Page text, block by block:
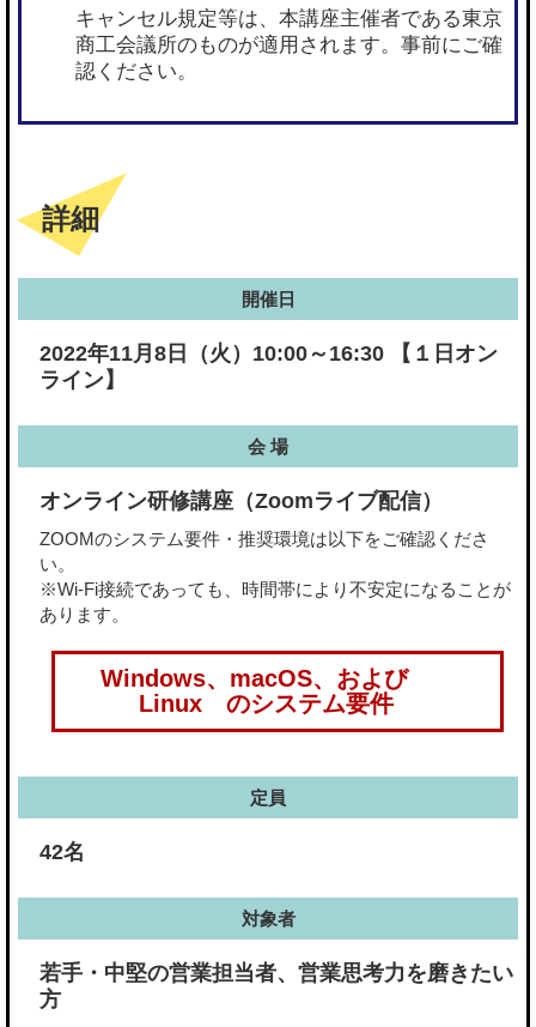
キャンセル規定等は、本講座主催者である東京
商工会議所のものが適用されます。事前にご確
認ください。
詳細
開催日
2022年11月8日（火）10:00～16:30 【１日オン
ライン】
会 場
オンライン研修講座（Zoomライブ配信）
ZOOMのシステム要件・推奨環境は以下をご確認くださ
い。
※Wi-Fi接続であっても、時間帯により不安定になることが
あります。
Windows、macOS、および
Linux のシステム要件
定員
42名
対象者
若手・中堅の営業担当者、営業思考力を磨きたい
方